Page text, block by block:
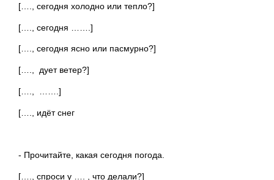
[…., сегодня холодно или тепло?]
[…., сегодня …….]
[…., сегодня ясно или пасмурно?]
[…., дует ветер?]
[…., …….]
[…., идёт снег
- Прочитайте, какая сегодня погода.
[…., спроси у …. , что делали?]